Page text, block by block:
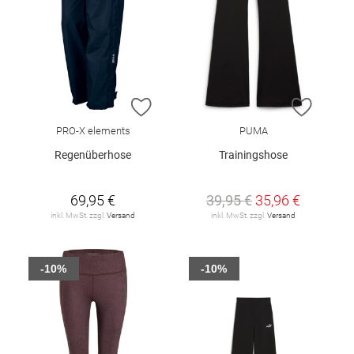
ZUR WUNSCHLISTE HINZUFÜGEN
PRO-X elements
Regenüberhose
69,95 €
inkl. MwSt. zzgl.Versand
ZUR
PUMA
Trainingshose
39,95 € 35,96 €
inkl. MwSt. zzgl.Versand
-10% -10%